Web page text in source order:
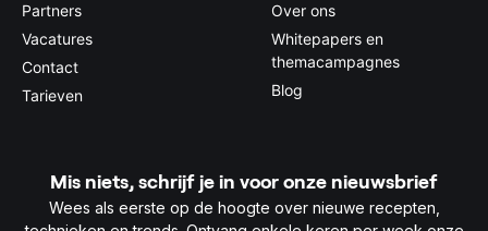
Partners
Vacatures
Contact
Tarieven
Over ons
Whitepapers en
themacampagnes
Blog
Mis niets, schrijf je in voor onze nieuwsbrief
Wees als eerste op de hoogte over nieuwe recepten,